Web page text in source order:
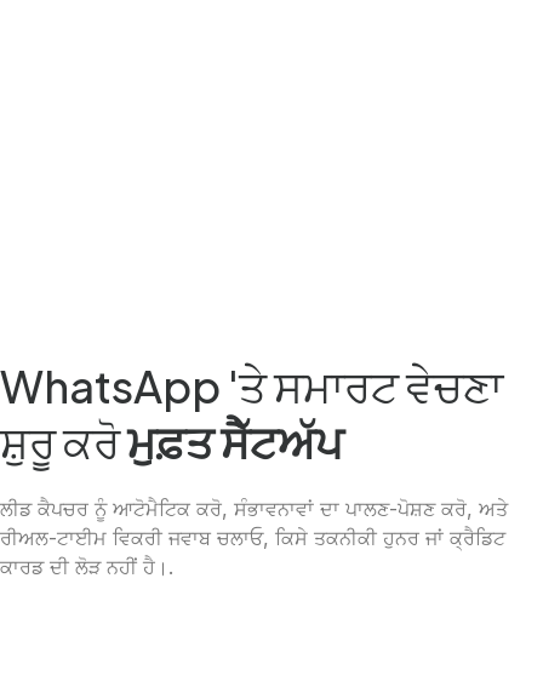
WhatsApp 'ਤੇ ਸਮਾਰਟ ਵੇਚਣਾ
ਸ਼ੁਰੂ ਕਰੋਮੁਫ਼ਤ ਸੈੱਟਅੱਪ
ਲੀਡ ਕੈਪਚਰ ਨੂੰ ਆਟੋਮੈਟਿਕ ਕਰੋ, ਸੰਭਾਵਨਾਵਾਂ ਦਾ ਪਾਲਣ-ਪੋਸ਼ਣ ਕਰੋ, ਅਤੇ
ਰੀਅਲ-ਟਾਈਮ ਵਿਕਰੀ ਜਵਾਬ ਚਲਾਓ, ਕਿਸੇ ਤਕਨੀਕੀ ਹੁਨਰ ਜਾਂ ਕ੍ਰੈਡਿਟ
ਕਾਰਡ ਦੀ ਲੋੜ ਨਹੀਂ ਹੈ।.